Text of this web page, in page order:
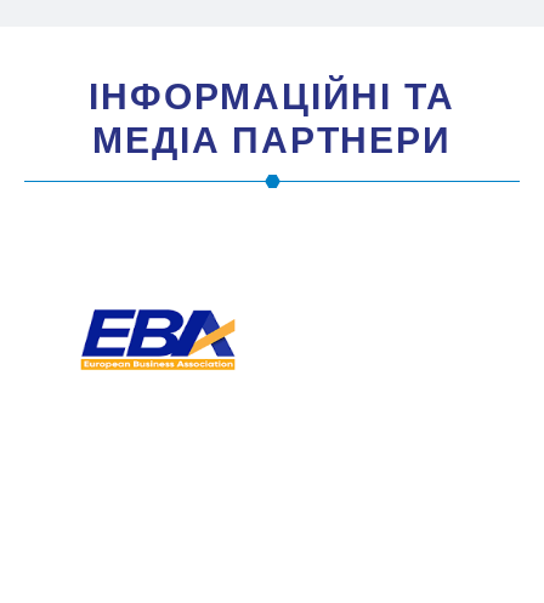
IНФОРМАЦIЙНI ТА
МЕДIА ПАРТНЕРИ